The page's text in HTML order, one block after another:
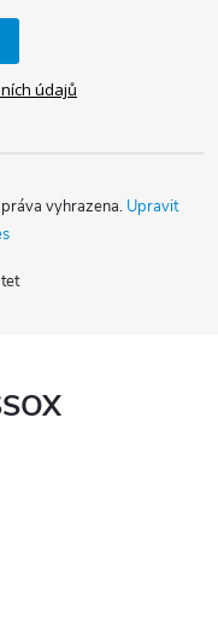
údajů
práva vyhrazena. Upravit